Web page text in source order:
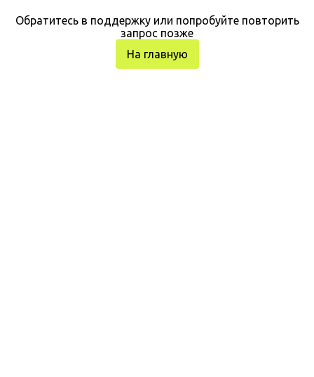
Обратитесь в поддержку или попробуйте повторить
запрос позже
На главную